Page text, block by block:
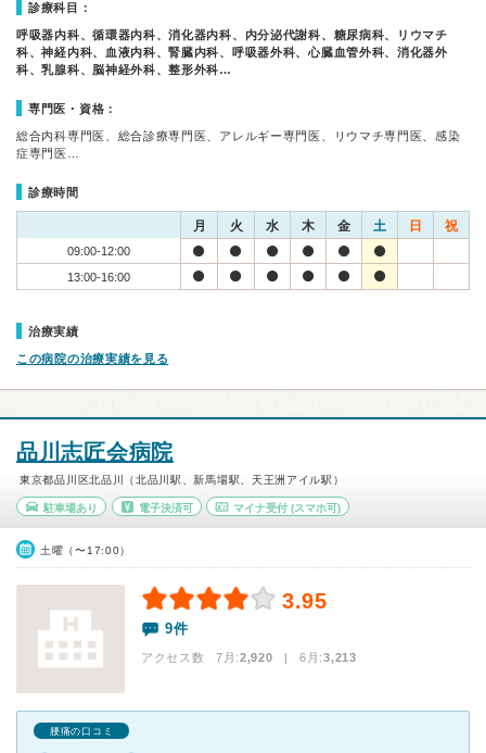
診療科目：
呼吸器内科、循環器内科、消化器内科、内分泌代謝科、糖尿病科、リウマチ
科、神経内科、血液内科、腎臓内科、呼吸器外科、心臓血管外科、消化器外
科、乳腺科、脳神経外科、整形外科…
専門医・資格：
総合内科専門医、総合診療専門医、アレルギー専門医、リウマチ専門医、感染
症専門医…
診療時間
月 火 水 木 金 土 日 祝
09:00-12:00
13:00-16:00
治療実績
この病院の治療実績を見る
品川志匠会病院
東京都品川区北品川（北品川駅、新馬場駅、天王洲アイル駅）
駐車場あり 電子決済可 マイナ受付 (スマホ可)
土曜（〜17:00）
3.95
9件
アクセス数 7月:2,920 | 6月:3,213
腰痛の口コミ